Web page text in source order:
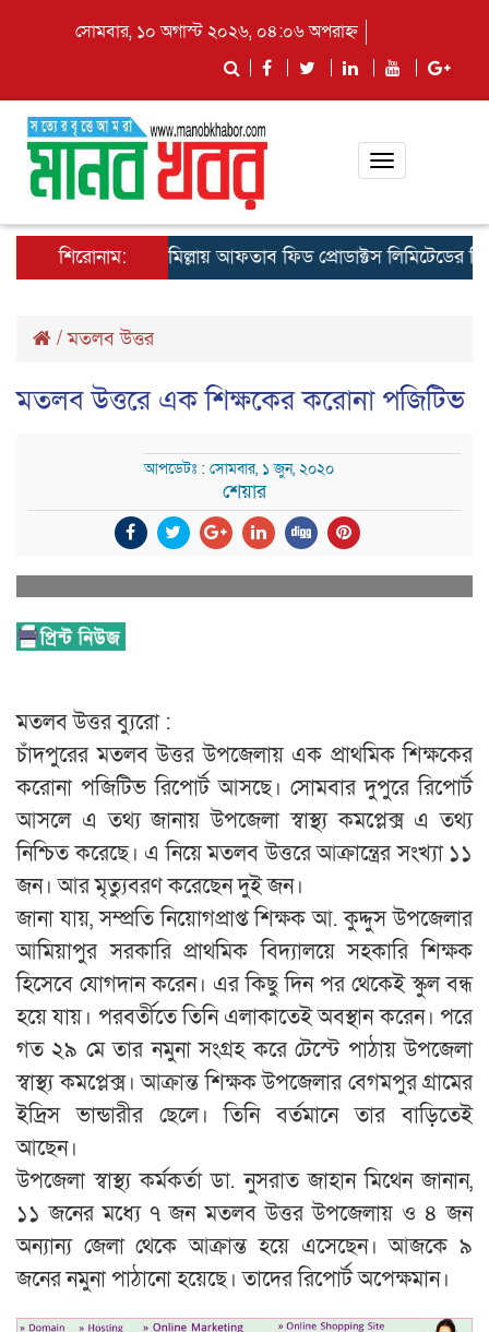
সোমবার, ১০ অগাস্ট ২০২৬, ০৪:০৬ অপরাহ্ন
Toggle
শিরোনাম:কুমিল্লায় আফতাব ফিড প্রোডাক্টস লিমিটেডের
/মতলব উত্তর
মতলব উত্তরে এক শিক্ষকের করোনা পজিটিভ
আপডেটঃ : সোমবার, ১ জুন, ২০২০
শেয়ার
মতলব উত্তর ব্যুরো :
চাঁদপুরের মতলব উত্তর উপজেলায় এক প্রাথমিক শিক্ষকের
করোনা পজিটিভ রিপোর্ট আসছে। সোমবার দুপুরে রিপোর্ট
আসলে এ তথ্য জানায় উপজেলা স্বাস্থ্য কমপ্লেক্স এ তথ্য
নিশ্চিত করেছে। এ নিয়ে মতলব উত্তরে আক্রান্ত্রের সংখ্যা ১১
জন। আর মৃত্যুবরণ করেছেন দুই জন।
জানা যায়, সম্প্রতি নিয়োগপ্রাপ্ত শিক্ষক আ. কুদ্দুস উপজেলার
আমিয়াপুর সরকারি প্রাথমিক বিদ্যালয়ে সহকারি শিক্ষক
হিসেবে যোগদান করেন। এর কিছু দিন পর থেকেই স্কুল বন্ধ
হয়ে যায়। পরবর্তীতে তিনি এলাকাতেই অবস্থান করেন। পরে
গত ২৯ মে তার নমুনা সংগ্রহ করে টেস্টে পাঠায় উপজেলা
স্বাস্থ্য কমপ্লেক্স। আক্রান্ত শিক্ষক উপজেলার বেগমপুর গ্রামের
ইদ্রিস ভান্ডারীর ছেলে। তিনি বর্তমানে তার বাড়িতেই
আছেন।
উপজেলা স্বাস্থ্য কর্মকর্তা ডা. নুসরাত জাহান মিথেন জানান,
১১ জনের মধ্যে ৭ জন মতলব উত্তর উপজেলায় ও ৪ জন
অন্যান্য জেলা থেকে আক্রান্ত হয়ে এসেছেন। আজকে ৯
জনের নমুনা পাঠানো হয়েছে। তাদের রিপোর্ট অপেক্ষমান।